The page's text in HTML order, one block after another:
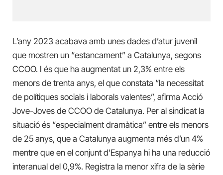
L’any 2023 acabava amb unes dades d’atur juvenil
que mostren un “estancament” a Catalunya, segons
CCOO. I és que ha augmentat un 2,3% entre els
menors de trenta anys, el que constata “la necessitat
de polítiques socials i laborals valentes”, afirma Acció
Jove-Joves de CCOO de Catalunya. Per al sindicat la
situació és “especialment dramàtica” entre els menors
de 25 anys, que a Catalunya augmenta més d’un 4%
mentre que en el conjunt d’Espanya hi ha una reducció
interanual del 0,9%. Registra la menor xifra de la sèrie